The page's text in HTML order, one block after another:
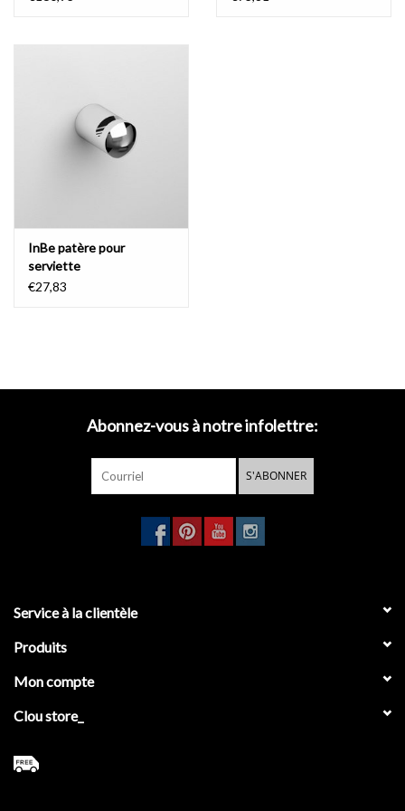
InBe patère pour
serviette
€27,83
Abonnez-vous à notre infolettre:
S'ABONNER
Service à la clientèle
Produits
Mon compte
Clou store_